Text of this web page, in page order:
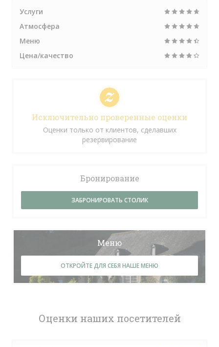
Оценки наших посетителей
Услуги
Атмосфера
Меню
Цена/качество
Исключительно проверенные оценки
Оценки только от клиентов, сделавших
резервирование
Бронирование
ЗАБРОНИРОВАТЬ СТОЛИК
Меню
ОТКРОЙТЕ ДЛЯ СЕБЯ НАШЕ МЕНЮ